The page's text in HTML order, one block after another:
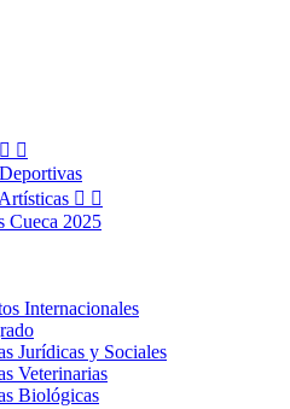
 
 
Cueca 2025
Internacionales
Jurídicas y Sociales
Veterinarias
Biológicas